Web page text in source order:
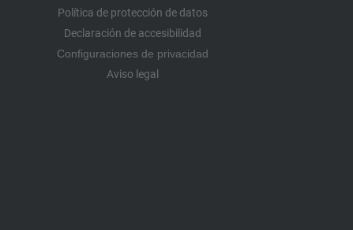
Política de protección de datos
Declaración de accesibilidad
Configuraciones de privacidad
Aviso legal